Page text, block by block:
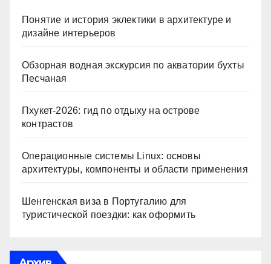
Понятие и история эклектики в архитектуре и
дизайне интерьеров
Обзорная водная экскурсия по акватории бухты
Песчаная
Пхукет-2026: гид по отдыху на острове
контрастов
Операционные системы Linux: основы
архитектуры, компоненты и области применения
Шенгенская виза в Португалию для
туристической поездки: как оформить